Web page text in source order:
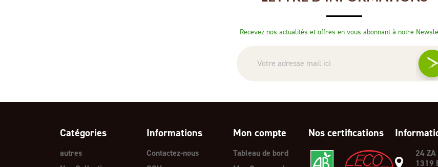
Recevez nos actualités et offres en vous abonnant à notre
Catégories
autres
Informations
Contactez-nous
Mon compte
Tableau de bord
Nos certifications
24 ZA
1319